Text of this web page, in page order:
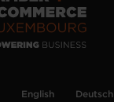
English Deutsch